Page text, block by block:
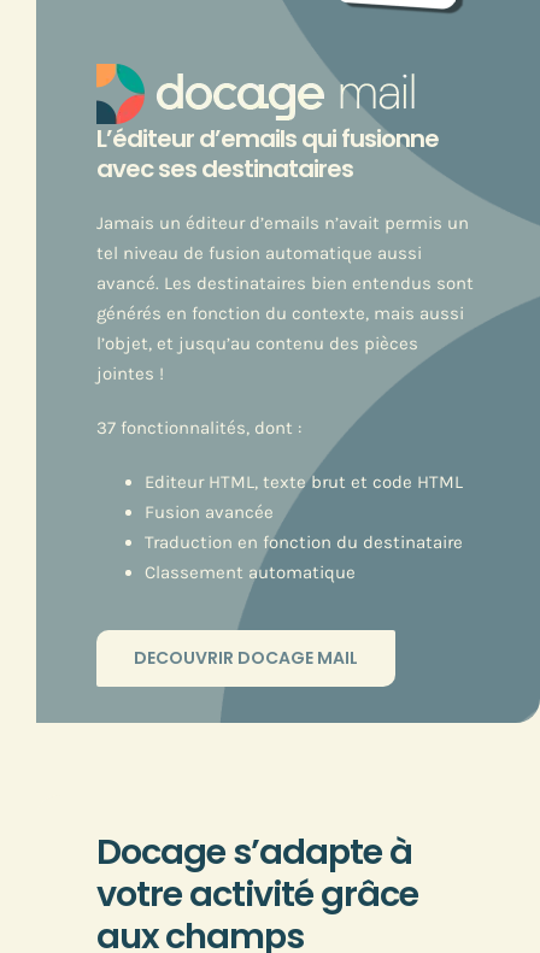
L’éditeur d’emails qui fusionne
avec ses destinataires
Jamais un éditeur d’emails n’avait permis un
tel niveau de fusion automatique aussi
avancé. Les destinataires bien entendus sont
générés en fonction du contexte, mais aussi
l’objet, et jusqu’au contenu des pièces
jointes !
37 fonctionnalités, dont :
Editeur HTML, texte brut et code HTML
Fusion avancée
Traduction en fonction du destinataire
Classement automatique
DECOUVRIR DOCAGE MAIL
Docage s’adapte à
votre activité grâce
aux champs